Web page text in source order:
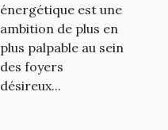
énergétique est une
ambition de plus en
plus palpable au sein
des foyers
désireux...